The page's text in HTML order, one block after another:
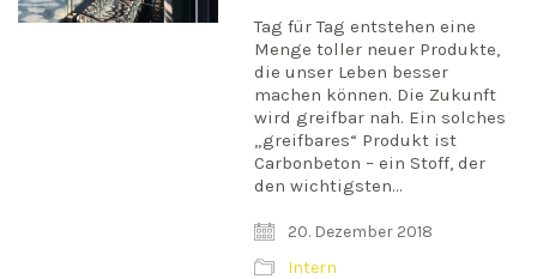
Tag für Tag entstehen eine
Menge toller neuer Produkte,
die unser Leben besser
machen können. Die Zukunft
wird greifbar nah. Ein solches
„greifbares“ Produkt ist
Carbonbeton – ein Stoff, der
den wichtigsten…
20. Dezember 2018
Intern